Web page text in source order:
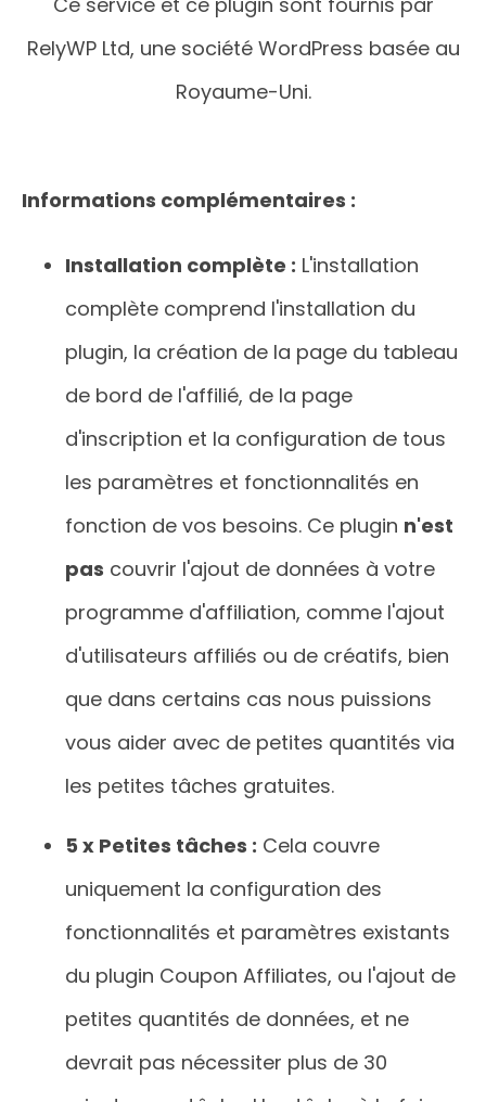
RelyWP Ltd, une société WordPress basée au
Royaume-Uni.
Informations complémentaires :
Installation complète : L'installation
complète comprend l'installation du
plugin, la création de la page du tableau
de bord de l'affilié, de la page
d'inscription et la configuration de tous
les paramètres et fonctionnalités en
fonction de vos besoins. Ce plugin n'est
pas couvrir l'ajout de données à votre
programme d'affiliation, comme l'ajout
d'utilisateurs affiliés ou de créatifs, bien
que dans certains cas nous puissions
vous aider avec de petites quantités via
les petites tâches gratuites.
5 x Petites tâches : Cela couvre
uniquement la configuration des
fonctionnalités et paramètres existants
du plugin Coupon Affiliates, ou l'ajout de
petites quantités de données, et ne
devrait pas nécessiter plus de 30